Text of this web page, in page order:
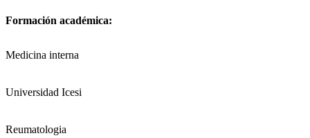
Formación académica:
Medicina interna
Universidad Icesi
Reumatologia